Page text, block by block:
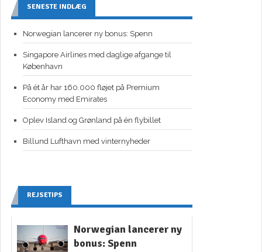
SENESTE INDLÆG
Norwegian lancerer ny bonus: Spenn
Singapore Airlines med daglige afgange til
København
På ét år har 160.000 fløjet på Premium
Economy med Emirates
Oplev Island og Grønland på én flybillet
Billund Lufthavn med vinternyheder
REJSETIPS
Norwegian lancerer ny
bonus: Spenn